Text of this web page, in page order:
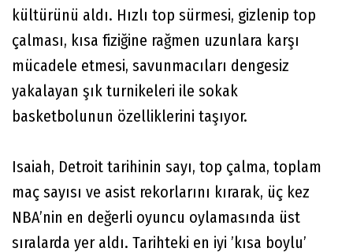
kültürünü aldı. Hızlı top sürmesi, gizlenip top
çalması, kısa fiziğine rağmen uzunlara karşı
mücadele etmesi, savunmacıları dengesiz
yakalayan şık turnikeleri ile sokak
basketbolunun özelliklerini taşıyor.
Isaiah, Detroit tarihinin sayı, top çalma, toplam
maç sayısı ve asist rekorlarını kırarak, üç kez
NBA’nin en değerli oyuncu oylamasında üst
sıralarda yer aldı. Tarihteki en iyi ’kısa boylu’